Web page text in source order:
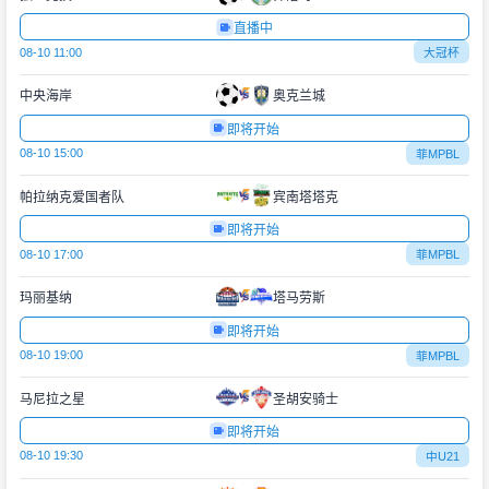
直播中
08-10 11:00 大冠杯
中央海岸 奥克兰城
即将开始
08-10 15:00 菲MPBL
帕拉纳克爱国者队 宾南塔塔克
即将开始
08-10 17:00 菲MPBL
玛丽基纳 塔马劳斯
即将开始
08-10 19:00 菲MPBL
马尼拉之星 圣胡安骑士
即将开始
08-10 19:30 中U21